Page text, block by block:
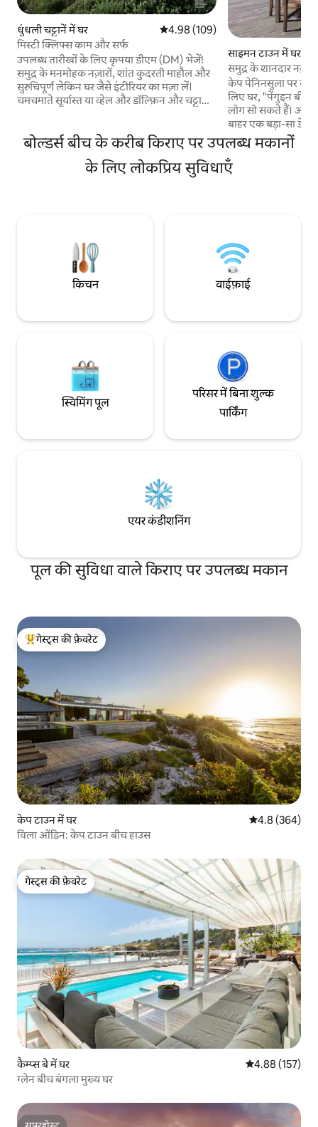
धुंधली चट्टानें में घर औसत रेटिंग 5 में से 4.98, 109 समीक्षाएँ
4.98 (109)
मिस्टी क्लिफ्स काम और सर्फ
उपलब्ध तारीखों के लिए कृपया डीएम (DM) भेजें!
समुद्र के मनमोहक नज़ारों, शांत कुदरती माहौल और
सुरुचिपूर्ण लेकिन घर जैसे इंटीरियर का मज़ा लें।
चमचमाते सूर्यास्त या व्हेल और डॉल्फ़िन और चट्टानों
दो मंज़िला लाउंज में फायरप्लेस के पास आराम करें,
पकाएँ और तेज़ फ़ाइबर और “रेडी-टू-प्लग-इन”
ऑफ़िस की मदद से काम करें। कृपया घर तक जाने
साइमन टाउन में घर
समुद्र के शानदार
लोकेशन
केप पेनिनसुला पर
लिए घर, "पेंगुइन बीच"
लोग सो सकते हैं।
बाहर एक बड़ा-सा डेक
नज़ारा दिखाई देता
सुईट)। केप पॉइंट
बे और मुइज़ेनबर्ग की
तक आसानी से पहुँचा
बोल्डर्स बीच के करीब किराए पर उपलब्ध मकानों
के लिए लोकप्रिय सुविधाएँ
किचन वाईफ़ाई
स्विमिंग पूल
परिसर में बिना शुल्क
पार्किंग
एयर कंडीशनिंग
पूल की सुविधा वाले किराए पर उपलब्ध मकान
गेस्ट्स का टॉप फ़ेवरेट
गेस्ट्स की फ़ेवरेट
केप टाउन में घर औसत रेटिंग 5 में
4.8 (364)
विला ओंडिन: केप टाउन बीच हाउस
गेस्ट्स की फ़ेवरेट
गेस्ट्स की फ़ेवरेट
कैम्प्स बे में घर औसत रेटिंग 5 में से
4.88 (157)
ग्लेन बीच बंगला मुख्य घर